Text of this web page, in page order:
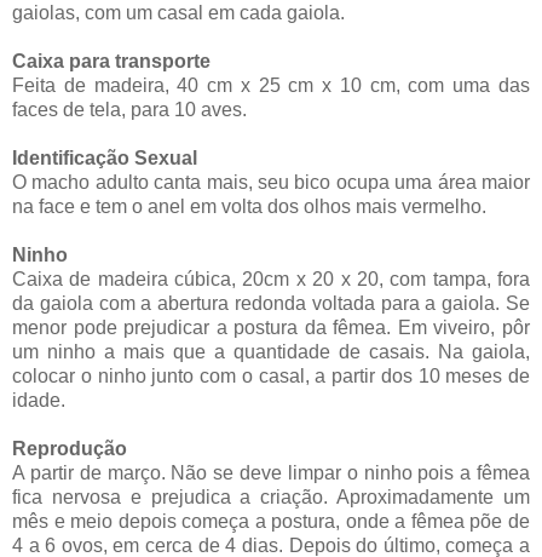
gaiolas, com um casal em cada gaiola.
Caixa para transporte
Feita de madeira, 40 cm x 25 cm x 10 cm, com uma das
faces de tela, para 10 aves.
Identificação Sexual
O macho adulto canta mais, seu bico ocupa uma área maior
na face e tem o anel em volta dos olhos mais vermelho.
Ninho
Caixa de madeira cúbica, 20cm x 20 x 20, com tampa, fora
da gaiola com a abertura redonda voltada para a gaiola. Se
menor pode prejudicar a postura da fêmea. Em viveiro, pôr
um ninho a mais que a quantidade de casais. Na gaiola,
colocar o ninho junto com o casal, a partir dos 10 meses de
idade.
Reprodução
A partir de março. Não se deve limpar o ninho pois a fêmea
fica nervosa e prejudica a criação. Aproximadamente um
mês e meio depois começa a postura, onde a fêmea põe de
4 a 6 ovos, em cerca de 4 dias. Depois do último, começa a